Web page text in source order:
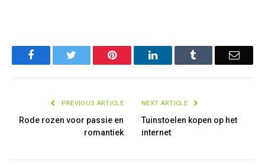
Facebook Pinterest LinkedIn Email
PREVIOUS ARTICLE
Rode rozen voor passie en
romantiek
NEXT ARTICLE
Tuinstoelen kopen op het
internet